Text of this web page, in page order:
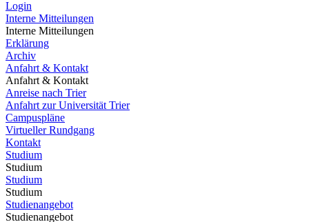
Login
Interne Mitteilungen
Interne Mitteilungen
Erklärung
Archiv
Anfahrt & Kontakt
Anfahrt & Kontakt
Anreise nach Trier
Anfahrt zur Universität Trier
Campuspläne
Virtueller Rundgang
Kontakt
Studium
Studium
Studium
Studium
Studienangebot
Studienangebot